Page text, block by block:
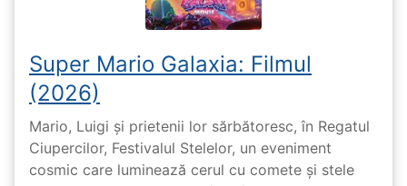
Super Mario Galaxia: Filmul
(2026)
Mario, Luigi și prietenii lor sărbătoresc, în Regatul
Ciupercilor, Festivalul Stelelor, un eveniment
cosmic care luminează cerul cu comete și stele